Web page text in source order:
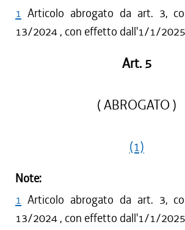
1 Articolo abrogato da art. 3,
13/2024 , con effetto dall'1/1/
Art. 5
( ABROGATO )
(1)
Note:
1 Articolo abrogato da art. 3,
13/2024 , con effetto dall'1/1/